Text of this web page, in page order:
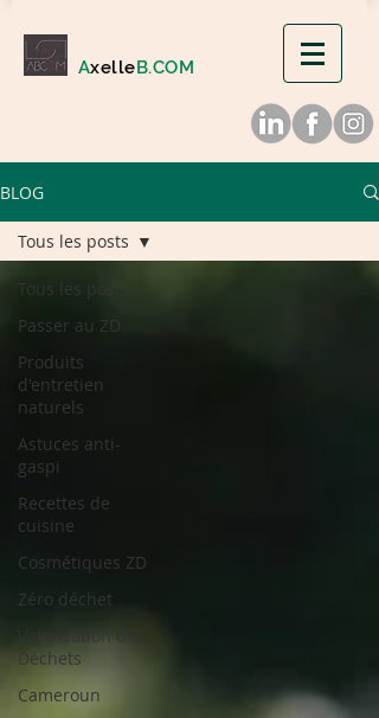
AxelleB.COM
BLOG
Tous les posts
Passer au ZD
Produits
d'entretien
naturels
Astuces anti-
gaspi
Recettes de
cuisine
Cosmétiques ZD
Zéro déchet
Valorisation des
Déchets
Cameroun
Tous les posts